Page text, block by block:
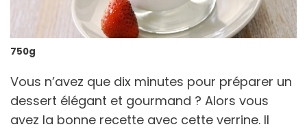
750g
Vous n’avez que dix minutes pour préparer un
dessert élégant et gourmand ? Alors vous
avez la bonne recette avec cette verrine. Il